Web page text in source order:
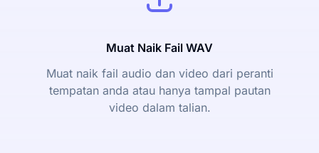
Muat Naik Fail WAV
Muat naik fail audio dan video dari peranti
tempatan anda atau hanya tampal pautan
video dalam talian.